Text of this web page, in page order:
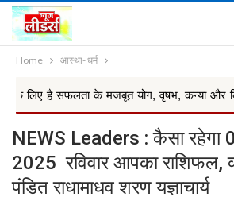
Home आस्था- धर्म
के मजबूत योग, वृषभ, कन्या और किन राशियों
NEWS Leaders : कैसा रहेगा
2025 रविवार आपका राशिफल,
पंडित राधामाधव शरण यज्ञाचार्य